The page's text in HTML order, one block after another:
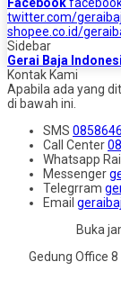
twitter.com/
shopee.co.id/
Sidebar
Gerai Baja
Kontak Kami
Apabila ada yang
di bawah ini.
SMS
Call Center
Whatsapp
Messenger
Telegrram
Email
Buka
Gedung Office